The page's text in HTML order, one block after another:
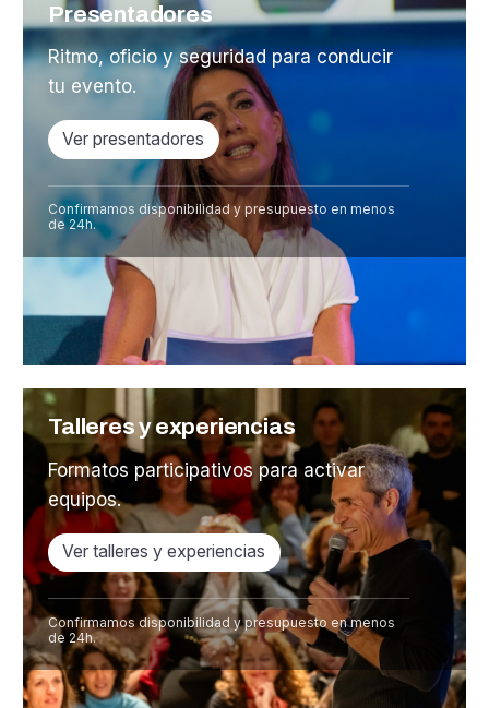
Presentadores
Ritmo, oficio y seguridad para conducir
tu evento.
Ver presentadores
Confirmamos disponibilidad y presupuesto en menos
de 24h.
Talleres y experiencias
Formatos participativos para activar
equipos.
Ver talleres y experiencias
Confirmamos disponibilidad y presupuesto en menos
de 24h.